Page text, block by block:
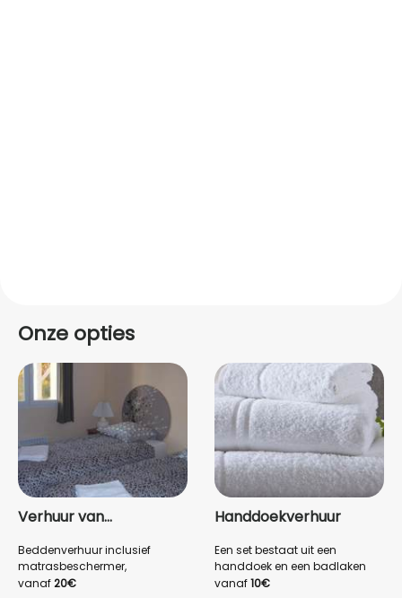
Onze opties
Verhuur van
Beddenverhuur inclusief
matrasbeschermer,
hoeslakens, dekbedovertrek en
vanaf20€
Handdoekverhuur
Een set bestaat uit een
handdoek en een badlaken
vanaf10€